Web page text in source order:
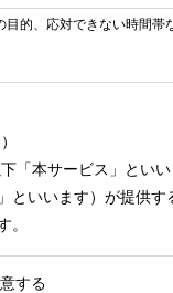
的、応対できない時間帯
「本サービス」とい
といいます）が提供す
。
（以下「利用者」とい
する